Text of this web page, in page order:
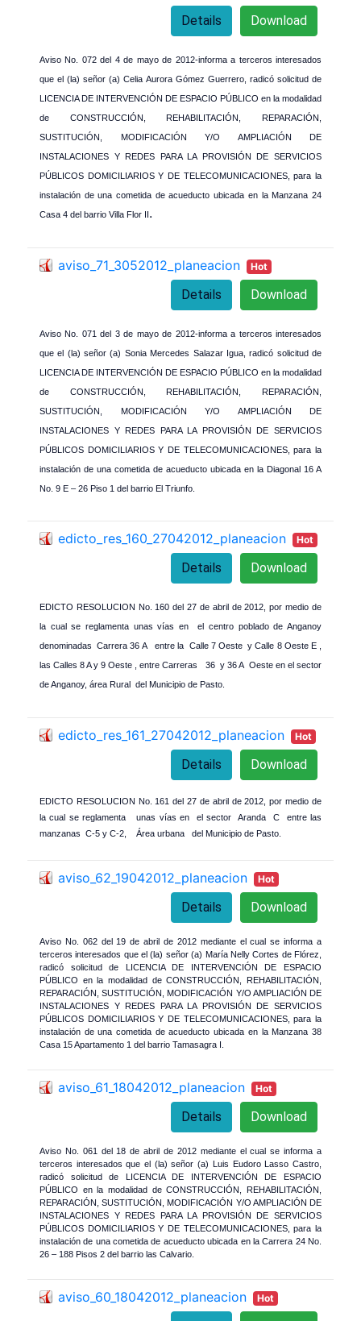
Download
Details
Aviso No. 072 del 4 de mayo de 2012-informa a terceros interesados
que el (la) señor (a) Celia Aurora Gómez Guerrero, radicó solicitud de
LICENCIA DE INTERVENCIÓN DE ESPACIO PÚBLICO en la modalidad
de CONSTRUCCIÓN, REHABILITACIÓN, REPARACIÓN,
SUSTITUCIÓN, MODIFICACIÓN Y/O AMPLIACIÓN DE
INSTALACIONES Y REDES PARA LA PROVISIÓN DE SERVICIOS
PÚBLICOS DOMICILIARIOS Y DE TELECOMUNICACIONES, para la
instalación de una cometida de acueducto ubicada en la Manzana 24
Casa 4 del barrio Villa Flor II.
aviso_71_3052012_planeacion Hot
Download
Details
Aviso No. 071 del 3 de mayo de 2012-informa a terceros interesados
que el (la) señor (a) Sonia Mercedes Salazar Igua, radicó solicitud de
LICENCIA DE INTERVENCIÓN DE ESPACIO PÚBLICO en la modalidad
de CONSTRUCCIÓN, REHABILITACIÓN, REPARACIÓN,
SUSTITUCIÓN, MODIFICACIÓN Y/O AMPLIACIÓN DE
INSTALACIONES Y REDES PARA LA PROVISIÓN DE SERVICIOS
PÚBLICOS DOMICILIARIOS Y DE TELECOMUNICACIONES, para la
instalación de una cometida de acueducto ubicada en la Diagonal 16 A
No. 9 E – 26 Piso 1 del barrio El Triunfo.
edicto_res_160_27042012_planeacion Hot
Download
Details
EDICTO RESOLUCION No. 160 del 27 de abril de 2012, por medio de
la cual se reglamenta unas vías en el centro poblado de Anganoy
denominadas Carrera 36 A entre la Calle 7 Oeste y Calle 8 Oeste E ,
las Calles 8 A y 9 Oeste , entre Carreras 36 y 36 A Oeste en el sector
de Anganoy, área Rural del Municipio de Pasto.
edicto_res_161_27042012_planeacion Hot
Download
Details
EDICTO RESOLUCION No. 161 del 27 de abril de 2012, por medio de
la cual se reglamenta unas vías en el sector Aranda C entre las
manzanas C-5 y C-2, Área urbana del Municipio de Pasto.
aviso_62_19042012_planeacion Hot
Download
Details
Aviso No. 062 del 19 de abril de 2012 mediante el cual se informa a
terceros interesados que el (la) señor (a) María Nelly Cortes de Flórez,
radicó solicitud de LICENCIA DE INTERVENCIÓN DE ESPACIO
PÚBLICO en la modalidad de CONSTRUCCIÓN, REHABILITACIÓN,
REPARACIÓN, SUSTITUCIÓN, MODIFICACIÓN Y/O AMPLIACIÓN DE
INSTALACIONES Y REDES PARA LA PROVISIÓN DE SERVICIOS
PÚBLICOS DOMICILIARIOS Y DE TELECOMUNICACIONES, para la
instalación de una cometida de acueducto ubicada en la Manzana 38
Casa 15 Apartamento 1 del barrio Tamasagra I.
aviso_61_18042012_planeacion Hot
Download
Details
Aviso No. 061 del 18 de abril de 2012 mediante el cual se informa a
terceros interesados que el (la) señor (a) Luis Eudoro Lasso Castro,
radicó solicitud de LICENCIA DE INTERVENCIÓN DE ESPACIO
PÚBLICO en la modalidad de CONSTRUCCIÓN, REHABILITACIÓN,
REPARACIÓN, SUSTITUCIÓN, MODIFICACIÓN Y/O AMPLIACIÓN DE
INSTALACIONES Y REDES PARA LA PROVISIÓN DE SERVICIOS
PÚBLICOS DOMICILIARIOS Y DE TELECOMUNICACIONES, para la
instalación de una cometida de acueducto ubicada en la Carrera 24 No.
26 – 188 Pisos 2 del barrio las Calvario.
aviso_60_18042012_planeacion Hot